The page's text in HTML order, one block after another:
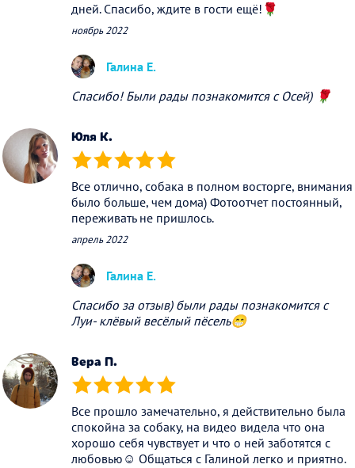
дней. Спасибо, ждите в гости ещё!🌹
ноябрь 2022
Галина Е.
Спасибо! Были рады познакомится с Осей) 🌹
Юля К.
(*) (*) (*) (*) (*)
Все отлично, собака в полном восторге, внимания
было больше, чем дома) Фотоотчет постоянный,
переживать не пришлось.
апрель 2022
Галина Е.
Спасибо за отзыв) были рады познакомится с
Луи- клёвый весёлый пёсель😁
Вера П.
(*) (*) (*) (*) (*)
Все прошло замечательно, я действительно была
спокойна за собаку, на видео видела что она
хорошо себя чувствует и что о ней заботятся с
любовью☺️ Общаться с Галиной легко и приятно.